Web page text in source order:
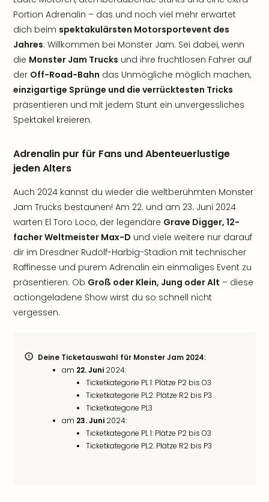
Portion Adrenalin – das und noch viel mehr erwartet
dich beim spektakulärsten Motorsportevent des
Jahres: Willkommen bei Monster Jam. Sei dabei, wenn
die Monster Jam Trucks und ihre fruchtlosen Fahrer auf
der Off-Road-Bahn das Unmögliche möglich machen,
einzigartige Sprünge und die verrücktesten Tricks
präsentieren und mit jedem Stunt ein unvergessliches
Spektakel kreieren.
Adrenalin pur für Fans und Abenteuerlustige
jeden Alters
Auch 2024 kannst du wieder die weltberühmten Monster
Jam Trucks bestaunen! Am 22. und am 23. Juni 2024
warten El Toro Loco, der legendäre Grave Digger, 12-
facher Weltmeister Max-D und viele weitere nur darauf
dir im Dresdner Rudolf-Harbig-Stadion mit technischer
Raffinesse und purem Adrenalin ein einmaliges Event zu
präsentieren. Ob Groß oder Klein, Jung oder Alt – diese
actiongeladene Show wirst du so schnell nicht
vergessen.
Deine Ticketauswahl für Monster Jam 2024:
am 22. Juni 2024:
Ticketkategorie PL 1: Plätze P2 bis O3
Ticketkategorie PL2: Plätze R2 bis P3
Ticketkategorie PL3
am 23. Juni 2024:
Ticketkategorie PL 1: Plätze P2 bis O3
Ticketkategorie PL2: Plätze R2 bis P3